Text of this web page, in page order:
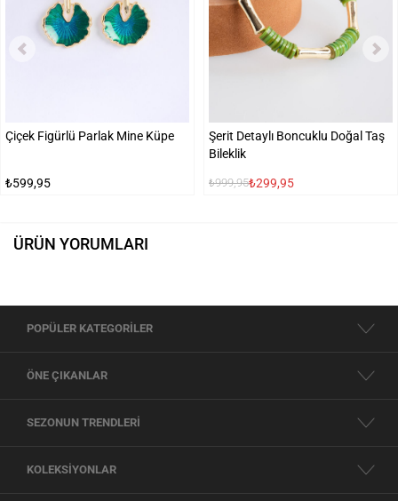
Çiçek Figürlü Parlak Mine Küpe
₺599,95
Şerit Detaylı Boncuklu Doğal Taş
Bileklik
₺999,95₺299,95
ÜRÜN YORUMLARI
POPÜLER KATEGORİLER
ÖNE ÇIKANLAR
SEZONUN TRENDLERİ
KOLEKSİYONLAR